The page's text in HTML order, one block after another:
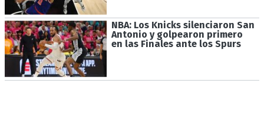
NBA: Los Knicks silenciaron San
Antonio y golpearon primero
en las Finales ante los Spurs